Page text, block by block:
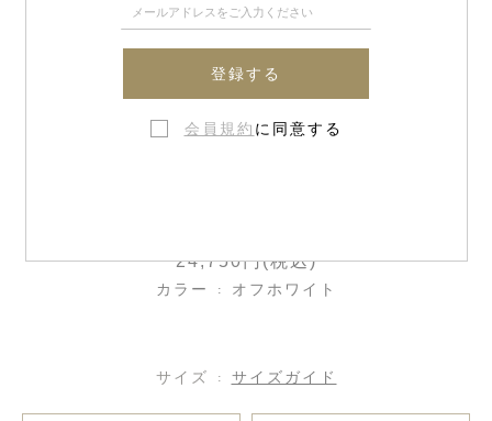
24,750円(税込)
カラー : オフホワイト
サイズ : サイズガイド
登録する
会員規約 に同意する